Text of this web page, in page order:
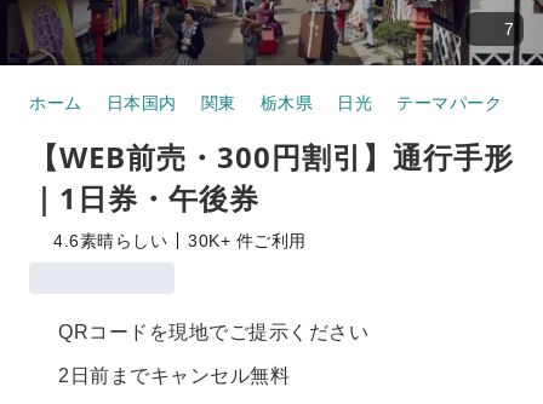
7
ホーム 日本国内 関東 栃木県 日光 テーマパーク
【WEB前売・300円割引】通行手形
｜1日券・午後券
4.6素晴らしい 30K+ 件ご利用
QRコードを現地でご提示ください
2日前までキャンセル無料